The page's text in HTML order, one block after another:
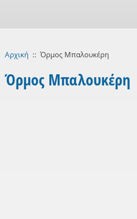
Αρχική :: Όρμος Μπαλουκέρη
Όρμος Μπαλουκέρη